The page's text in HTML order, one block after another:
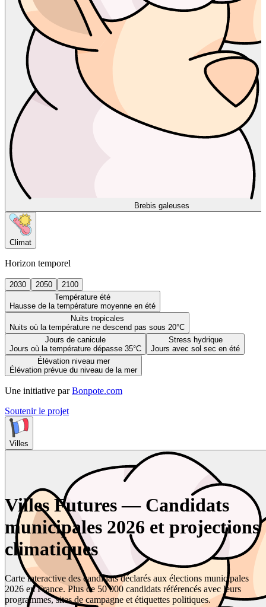
Brebis galeuses
Climat
Horizon temporel
2030 2050
2100
Température été
Hausse de la température moyenne en été
Nuits tropicales
Nuits où la température ne descend pas sous 20°C
Jours de canicule
Jours où la température dépasse 35°C
Stress hydrique
Jours avec sol sec en été
Élévation niveau mer
Élévation prévue du niveau de la mer
Une initiative par Bonpote.com
Soutenir le projet
Villes
Villes Futures — Candidats
municipales 2026 et projections
climatiques
Carte interactive des candidats déclarés aux élections municipales
2026 en France. Plus de 50 000 candidats référencés avec leurs
programmes, sites de campagne et étiquettes politiques.